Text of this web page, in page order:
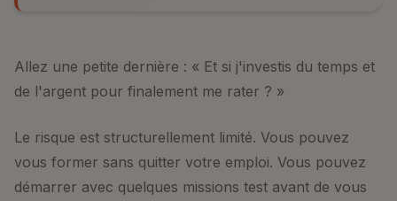
Allez une petite dernière : « Et si j'investis du temps et
de l'argent pour finalement me rater ? »
Le risque est structurellement limité. Vous pouvez
vous former sans quitter votre emploi. Vous pouvez
démarrer avec quelques missions test avant de vous